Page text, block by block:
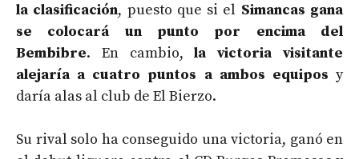
la clasificación, puesto que si el Simancas gana
se colocará un punto por encima del
Bembibre. En cambio,la victoria visitante
alejaría a cuatro puntos a ambos equipos y
daría alas al club de El Bierzo.
Su rival solo ha conseguido una victoria, ganó en